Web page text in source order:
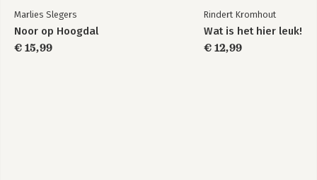
Marlies Slegers
Noor op Hoogdal
€ 15,99
Rindert Kromhout
Wat is het hier leuk!
€ 12,99